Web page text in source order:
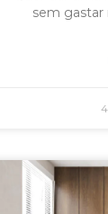
sem gastar